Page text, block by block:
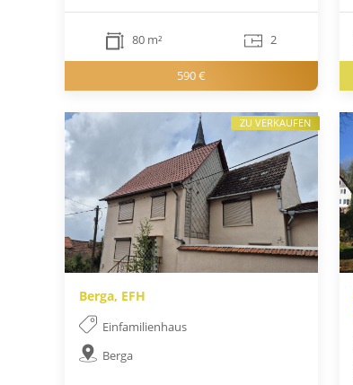
80 m² 2
590 €
Berga, EFH
Einfamilienhaus
Berga
ZU VERKAUFEN